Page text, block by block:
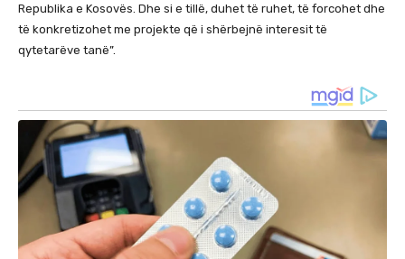
Republika e Kosovës. Dhe si e tillë, duhet të ruhet, të forcohet dhe
të konkretizohet me projekte që i shërbejnë interesit të
qytetarëve tanë”.